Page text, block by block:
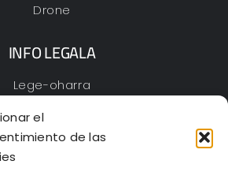
el
de las
Drone
INFO LEGALA
Lege-oharra
Cookieak
adierazpena